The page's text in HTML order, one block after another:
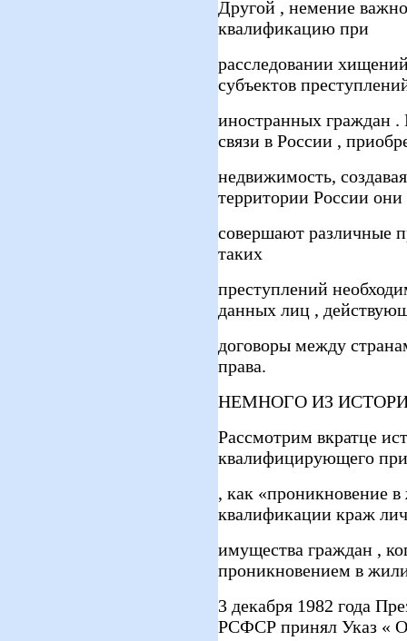
Другой , немение
квалификацию при
расследовании
субъектов
иностранных граждан .
связи в России ,
недвижимость,
территории России они
совершают различные
таких
преступлений
данных лиц ,
договоры между
права.
НЕМНОГО ИЗ
Рассмотрим вкратце
квалифицирующего
, как «проникновение
квалификации краж
имущества граждан ,
проникновением в
3 декабря 1982 года
РСФСР принял Указ « О